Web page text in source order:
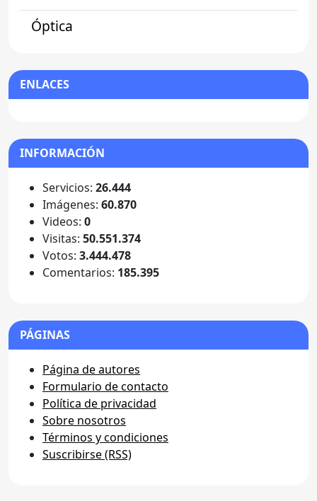
Óptica
ENLACES
INFORMACIÓN
Servicios: 26.444
Imágenes: 60.870
Videos: 0
Visitas: 50.551.374
Votos: 3.444.478
Comentarios: 185.395
PÁGINAS
Página de autores
Formulario de contacto
Política de privacidad
Sobre nosotros
Términos y condiciones
Suscribirse (RSS)